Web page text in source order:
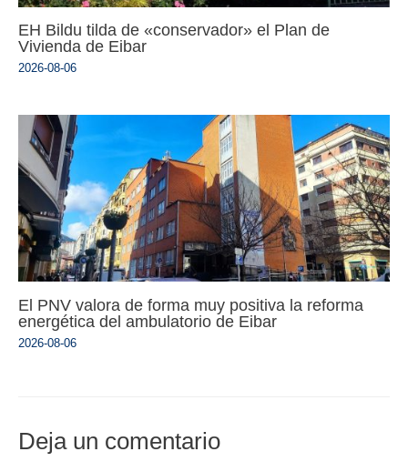
EH Bildu tilda de «conservador» el Plan de
Vivienda de Eibar
2026-08-06
El PNV valora de forma muy positiva la reforma
energética del ambulatorio de Eibar
2026-08-06
Deja un comentario